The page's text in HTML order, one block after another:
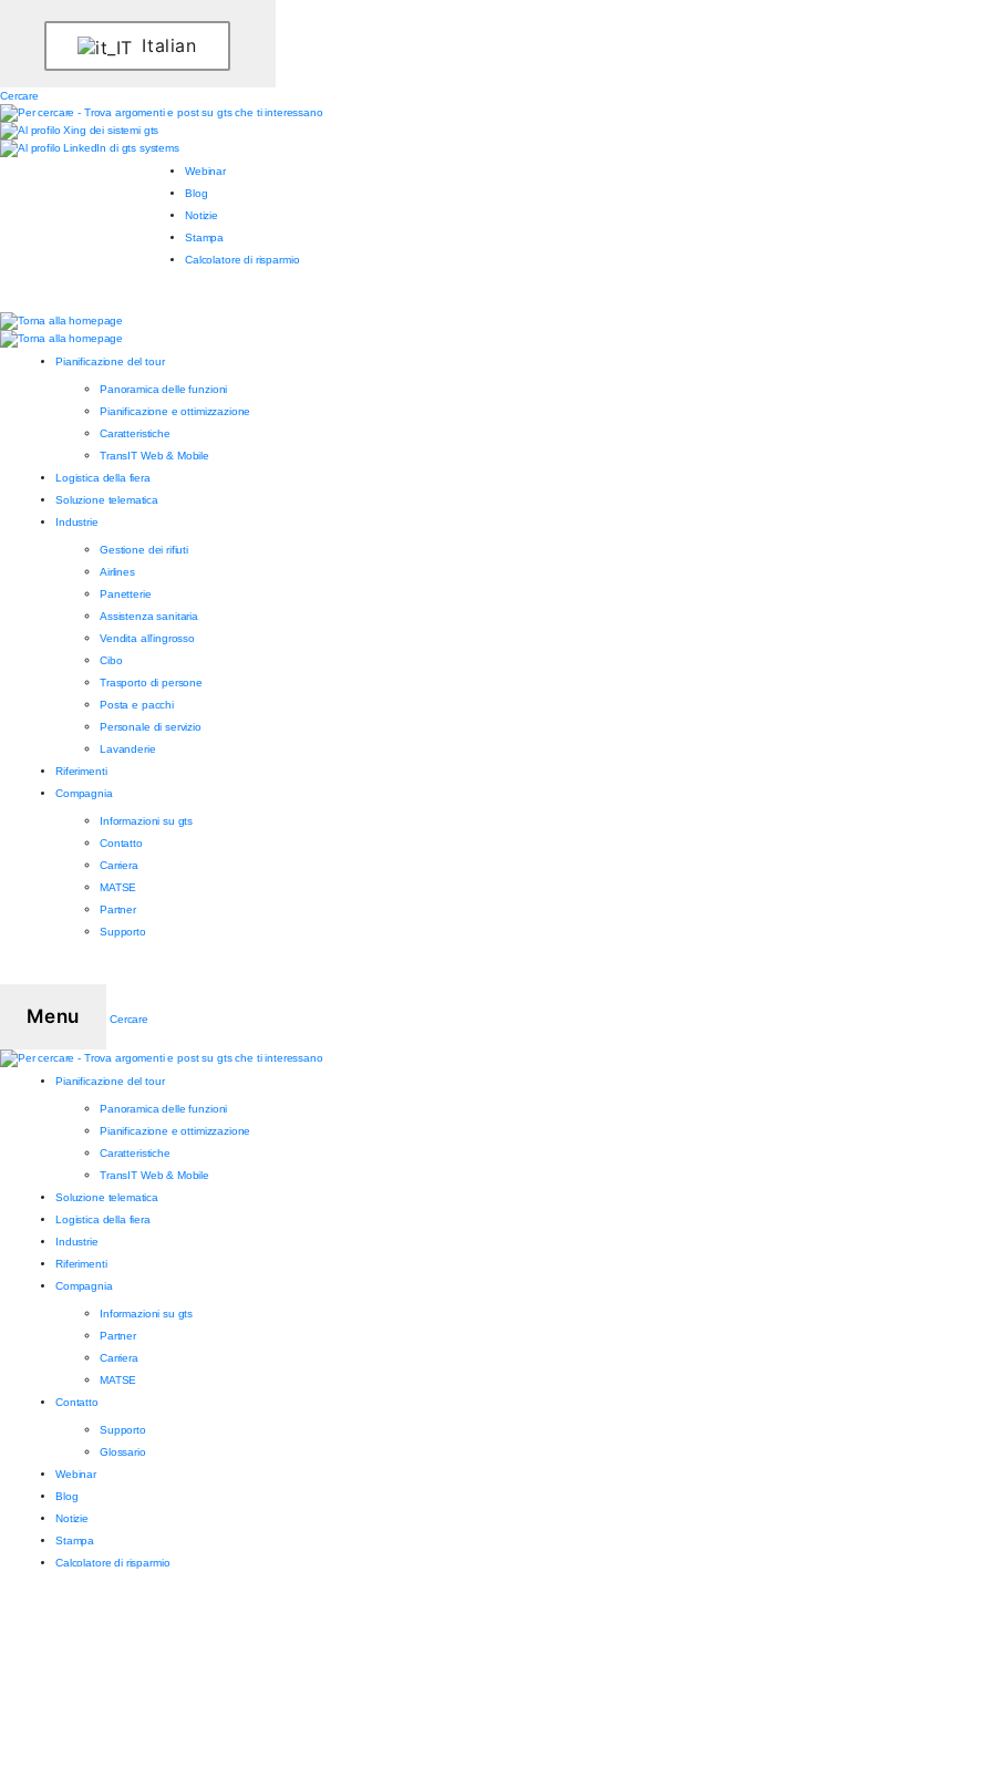
Italian
Cercare
Webinar
Blog
Notizie
Stampa
Calcolatore di risparmio
Pianificazione del tour
Panoramica delle funzioni
Pianificazione e ottimizzazione
Caratteristiche
TransIT Web & Mobile
Logistica della fiera
Soluzione telematica
Industrie
Gestione dei rifiuti
Airlines
Panetterie
Assistenza sanitaria
Vendita all'ingrosso
Cibo
Trasporto di persone
Posta e pacchi
Personale di servizio
Lavanderie
Riferimenti
Compagnia
Informazioni su gts
Contatto
Carriera
MATSE
Partner
Supporto
Menu Cercare
Pianificazione del tour
Panoramica delle funzioni
Pianificazione e ottimizzazione
Caratteristiche
TransIT Web & Mobile
Soluzione telematica
Logistica della fiera
Industrie
Riferimenti
Compagnia
Informazioni su gts
Partner
Carriera
MATSE
Contatto
Supporto
Glossario
Webinar
Blog
Notizie
Stampa
Calcolatore di risparmio